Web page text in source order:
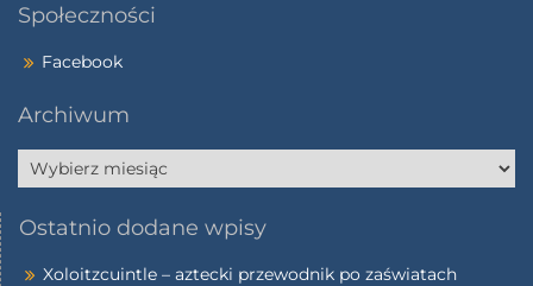
Społeczności
Facebook
Archiwum
Ostatnio dodane wpisy
Xoloitzcuintle – aztecki przewodnik po zaświatach